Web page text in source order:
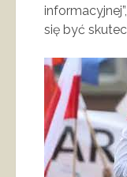
się być